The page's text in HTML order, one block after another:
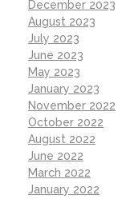
December 2023
August 2023
July 2023
June 2023
May 2023
January 2023
November 2022
October 2022
August 2022
June 2022
March 2022
January 2022